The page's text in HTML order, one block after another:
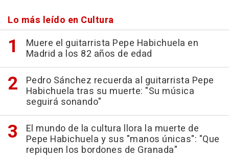
Lo más leído en Cultura
Muere el guitarrista Pepe Habichuela en
Madrid a los 82 años de edad
Pedro Sánchez recuerda al guitarrista Pepe
Habichuela tras su muerte: "Su música
seguirá sonando"
El mundo de la cultura llora la muerte de
Pepe Habichuela y sus "manos únicas": "Que
repiquen los bordones de Granada"